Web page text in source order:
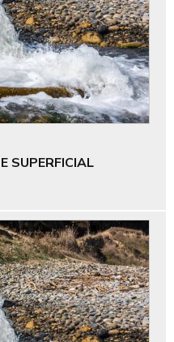
lenhoso
SUPERFICIAL